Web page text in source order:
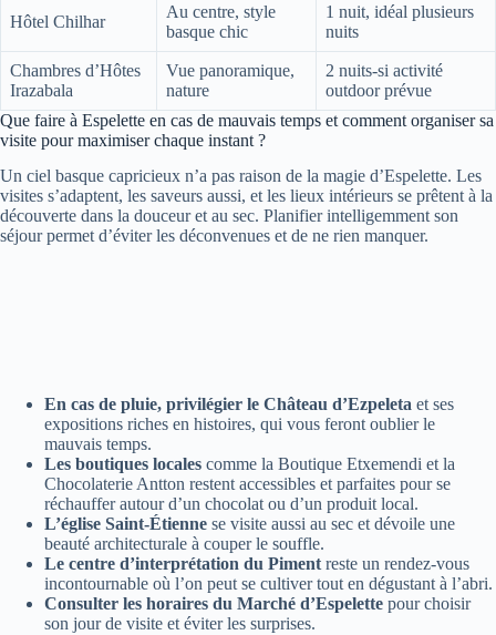
Hôtel Chilhar
Au centre, style
basque chic
1 nuit, idéal plusieurs
nuits
Chambres d’Hôtes
Irazabala
Vue panoramique,
nature
2 nuits-si activité
outdoor prévue
Que faire à Espelette en cas de mauvais temps et comment organiser sa
visite pour maximiser chaque instant ?
Un ciel basque capricieux n’a pas raison de la magie d’Espelette. Les
visites s’adaptent, les saveurs aussi, et les lieux intérieurs se prêtent à la
découverte dans la douceur et au sec. Planifier intelligemment son
séjour permet d’éviter les déconvenues et de ne rien manquer.
En cas de pluie, privilégier le Château d’Ezpeleta et ses
expositions riches en histoires, qui vous feront oublier le
mauvais temps.
Les boutiques locales comme la Boutique Etxemendi et la
Chocolaterie Antton restent accessibles et parfaites pour se
réchauffer autour d’un chocolat ou d’un produit local.
L’église Saint-Étienne se visite aussi au sec et dévoile une
beauté architecturale à couper le souffle.
Le centre d’interprétation du Piment reste un rendez-vous
incontournable où l’on peut se cultiver tout en dégustant à l’abri.
Consulter les horaires du Marché d’Espelette pour choisir
son jour de visite et éviter les surprises.